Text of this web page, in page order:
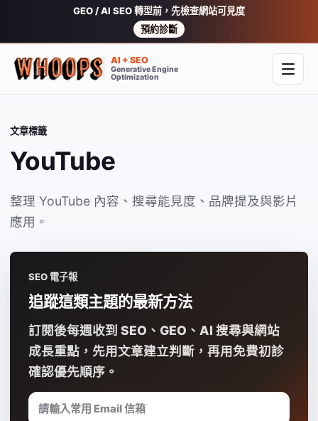
GEO / AI SEO 轉型前，先檢查網站可見度
預約診斷
AI + SEO
Generative Engine
Optimization
開啟
文章標籤
YouTube
整理 YouTube 內容、搜尋能見度、品牌提及與影片
應用。
SEO 電子報
追蹤這類主題的最新方法
訂閱後每週收到 SEO、GEO、AI 搜尋與網站
成長重點，先用文章建立判斷，再用免費初診
確認優先順序。
請輸入常用 Email 信箱